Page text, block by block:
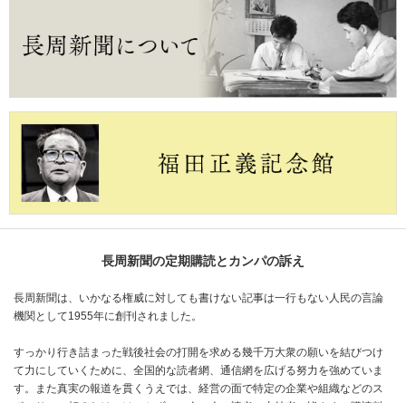
長周新聞の定期購読とカンパの訴え
長周新聞は、いかなる権威に対しても書けない記事は一行もない人民の言論
機関として1955年に創刊されました。
すっかり行き詰まった戦後社会の打開を求める幾千万大衆の願いを結びつけ
て力にしていくために、全国的な読者網、通信網を広げる努力を強めていま
す。また真実の報道を貫くうえでは、経営の面で特定の企業や組織などのス